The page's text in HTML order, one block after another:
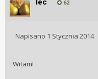
lec 62
Napisano 1 Stycznia 2014
Witam!